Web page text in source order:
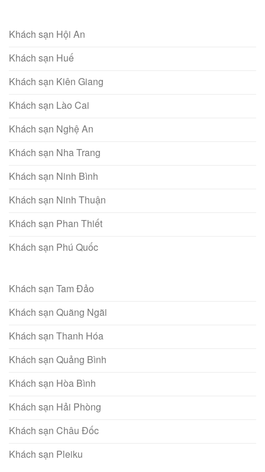
Khách sạn Hội An
Khách sạn Huế
Khách sạn Kiên Giang
Khách sạn Lào Cai
Khách sạn Nghệ An
Khách sạn Nha Trang
Khách sạn Ninh Bình
Khách sạn Ninh Thuận
Khách sạn Phan Thiết
Khách sạn Phú Quốc
Khách sạn Tam Đảo
Khách sạn Quãng Ngãi
Khách sạn Thanh Hóa
Khách sạn Quảng Bình
Khách sạn Hòa Bình
Khách sạn Hải Phòng
Khách sạn Châu Đốc
Khách sạn Pleiku